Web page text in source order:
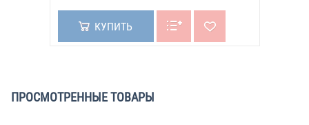
КУПИТЬ
ПРОСМОТРЕННЫЕ ТОВАРЫ